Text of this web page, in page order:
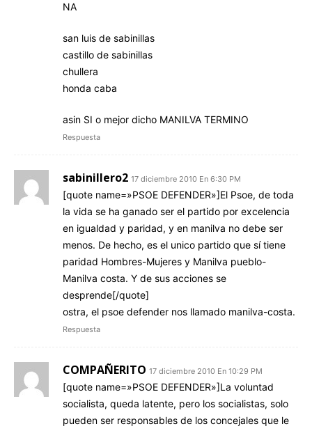
NA
san luis de sabinillas
castillo de sabinillas
chullera
honda caba
asin SI o mejor dicho MANILVA TERMINO
Respuesta
sabinillero2 17 diciembre 2010 En 6:30 PM
[quote name=»PSOE DEFENDER»]El Psoe, de toda
la vida se ha ganado ser el partido por excelencia
en igualdad y paridad, y en manilva no debe ser
menos. De hecho, es el unico partido que sí tiene
paridad Hombres-Mujeres y Manilva pueblo-
Manilva costa. Y de sus acciones se
desprende[/quote]
ostra, el psoe defender nos llamado manilva-costa.
Respuesta
COMPAÑERITO 17 diciembre 2010 En 10:29 PM
[quote name=»PSOE DEFENDER»]La voluntad
socialista, queda latente, pero los socialistas, solo
pueden ser responsables de los concejales que le